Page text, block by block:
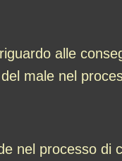
alle
male nel
nel processo di